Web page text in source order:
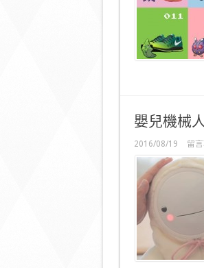
中
自
家
物
小
精
靈
配
嬰兒機械
2016/08/19
在
〈嬰
兒
超
癒
可
預
留